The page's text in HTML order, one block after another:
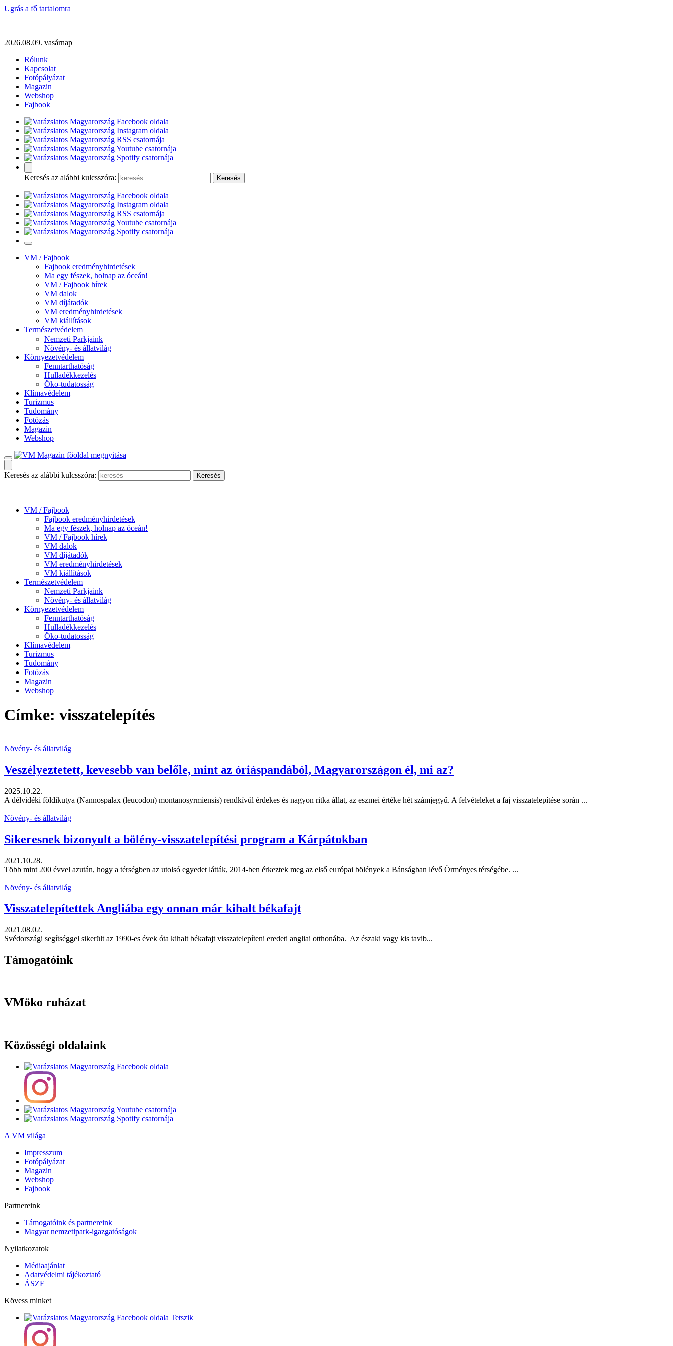
Ugrás a fő tartalomra
2026.08.09. vasárnap
Rólunk
Kapcsolat
Fotópályázat
Magazin
Webshop
Fajbook
Keresés az alábbi kulcsszóra:
VM / Fajbook
Fajbook eredményhirdetések
Ma egy fészek, holnap az óceán!
VM / Fajbook hírek
VM dalok
VM díjátadók
VM eredményhirdetések
VM kiállítások
Természetvédelem
Nemzeti Parkjaink
Növény- és állatvilág
Környezetvédelem
Fenntarthatóság
Hulladékkezelés
Öko-tudatosság
Klímavédelem
Turizmus
Tudomány
Fotózás
Magazin
Webshop
Keresés az alábbi kulcsszóra:
VM / Fajbook
Fajbook eredményhirdetések
Ma egy fészek, holnap az óceán!
VM / Fajbook hírek
VM dalok
VM díjátadók
VM eredményhirdetések
VM kiállítások
Természetvédelem
Nemzeti Parkjaink
Növény- és állatvilág
Környezetvédelem
Fenntarthatóság
Hulladékkezelés
Öko-tudatosság
Klímavédelem
Turizmus
Tudomány
Fotózás
Magazin
Webshop
Címke: visszatelepítés
Növény- és állatvilág
Veszélyeztetett, kevesebb van belőle, mint az óriáspandából, Magyarországon él, mi az?
2025.10.22.
A délvidéki földikutya (Nannospalax (leucodon) montanosyrmiensis) rendkívül érdekes és nagyon ritka állat, az eszmei értéke hét számjegyű. A felvételeket a faj visszatelepítése során ...
Növény- és állatvilág
Sikeresnek bizonyult a bölény-visszatelepítési program a Kárpátokban
2021.10.28.
Több mint 200 évvel azután, hogy a térségben az utolsó egyedet látták, 2014-ben érkeztek meg az első európai bölények a Bánságban lévő Örményes térségébe. ...
Növény- és állatvilág
Visszatelepítettek Angliába egy onnan már kihalt békafajt
2021.08.02.
Svédországi segítséggel sikerült az 1990-es évek óta kihalt békafajt visszatelepíteni eredeti angliai otthonába. Az északi vagy kis tavib...
Támogatóink
VMöko ruházat
Közösségi oldalaink
A VM világa
Impresszum
Fotópályázat
Magazin
Webshop
Fajbook
Partnereink
Támogatóink és partnereink
Magyar nemzetipark-igazgatóságok
Nyilatkozatok
Médiaajánlat
Adatvédelmi tájékoztató
ÁSZF
Kövess minket
Tetszik